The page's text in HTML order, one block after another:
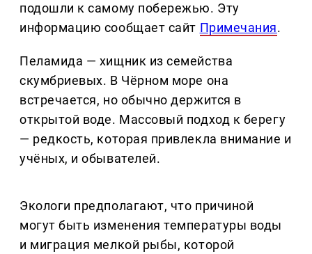
подошли к самому побережью. Эту
информацию сообщает сайт Примечания.
Пеламида — хищник из семейства
скумбриевых. В Чёрном море она
встречается, но обычно держится в
открытой воде. Массовый подход к берегу
— редкость, которая привлекла внимание и
учёных, и обывателей.
Экологи предполагают, что причиной
могут быть изменения температуры воды
и миграция мелкой рыбы, которой